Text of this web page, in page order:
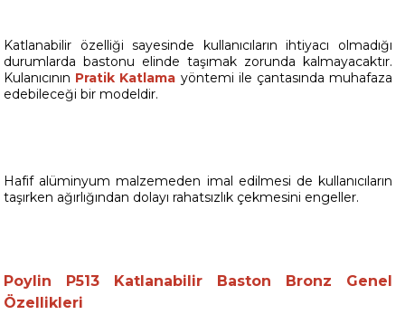
Katlanabilir özelliği sayesinde kullanıcıların ihtiyacı olmadığı
durumlarda bastonu elinde taşımak zorunda kalmayacaktır.
Kulanıcının Pratik Katlama yöntemi ile çantasında muhafaza
edebileceği bir modeldir.
Hafif alüminyum malzemeden imal edilmesi de kullanıcıların
taşırken ağırlığından dolayı rahatsızlık çekmesini engeller.
Poylin P513 Katlanabilir Baston Bronz
Genel
Özellikleri